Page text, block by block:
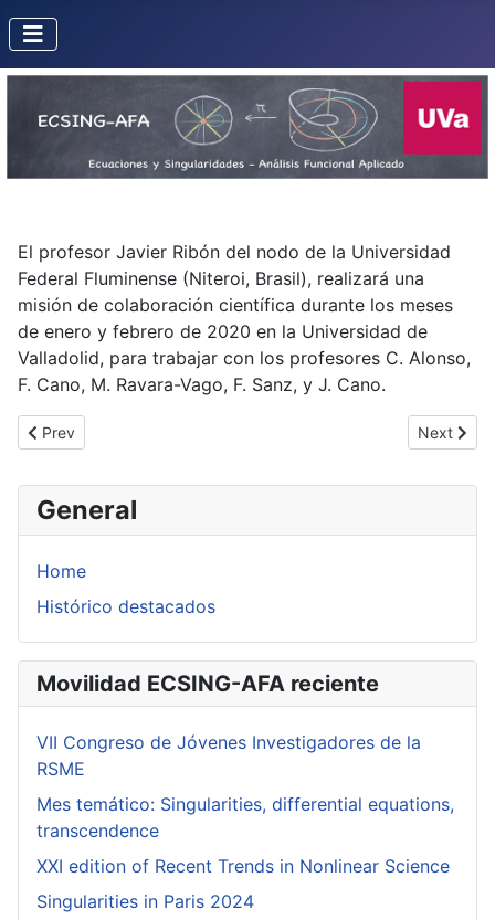
General
Home
Histórico destacados
Movilidad ECSING-AFA reciente
VII Congreso de Jóvenes Investigadores de la
RSME
Mes temático: Singularities, differential equations,
transcendence
XXI edition of Recent Trends in Nonlinear Science
Singularities in Paris 2024
El profesor Javier Ribón del nodo de la Universidad
Federal Fluminense (Niteroi, Brasil), realizará una
misión de colaboración científica durante los meses
de enero y febrero de 2020 en la Universidad de
Valladolid, para trabajar con los profesores C. Alonso,
F. Cano, M. Ravara-Vago, F. Sanz, y J. Cano.
Previous article: Misión de P. Fortuny a la UVa en enero 2020
Prev Next
Next